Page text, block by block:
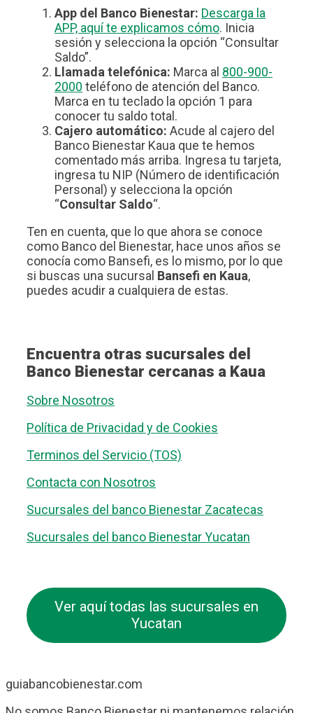
App del Banco Bienestar: Descarga la
APP, aquí te explicamos cómo. Inicia
sesión y selecciona la opción “Consultar
Saldo”.
Llamada telefónica: Marca al 800-900-
2000 teléfono de atención del Banco.
Marca en tu teclado la opción 1 para
conocer tu saldo total.
Cajero automático: Acude al cajero del
Banco Bienestar Kaua que te hemos
comentado más arriba. Ingresa tu tarjeta,
ingresa tu NIP (Número de identificación
Personal) y selecciona la opción
“Consultar Saldo“.
Ten en cuenta, que lo que ahora se conoce
como Banco del Bienestar, hace unos años se
conocía como Bansefi, es lo mismo, por lo que
si buscas una sucursal Bansefi en Kaua,
puedes acudir a cualquiera de estas.
Encuentra otras sucursales del
Banco Bienestar cercanas a Kaua
Sobre Nosotros
Política de Privacidad y de Cookies
Terminos del Servicio (TOS)
Contacta con Nosotros
Sucursales del banco Bienestar Zacatecas
Sucursales del banco Bienestar Yucatan
Ver aquí todas las sucursales en
Yucatan
guiabancobienestar.com